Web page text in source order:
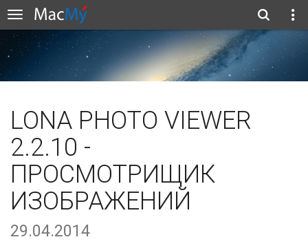
LONA PHOTO VIEWER
2.2.10 -
ПРОСМОТРИЩИК
ИЗОБРАЖЕНИЙ
29.04.2014